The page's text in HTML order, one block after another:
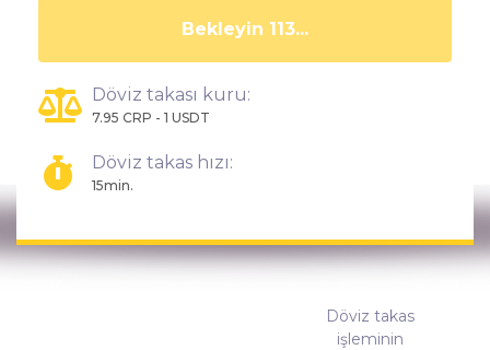
Bekleyin 108...
Döviz takası kuru:
7.95 CRP - 1 USDT
Döviz takas hızı:
15min.
Döviz takas
işleminin